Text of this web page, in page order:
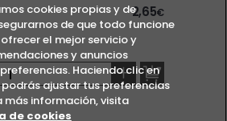
2,65€
+
cookies propias y de
de que todo funcione
el mejor servicio y
y anuncios
Haciendo clic en
ajustar tus preferencias
más información, visita
de cookies